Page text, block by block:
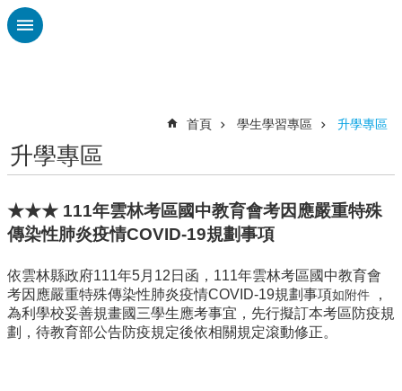
跳到主要內容區塊
校
布
告
欄
雲
林
縣
教
首頁 學生學習專區 升學專區
升學專區
★★★ 111年雲林考區國中教育會考因應嚴重特殊
傳染性肺炎疫情COVID-19規劃事項
依雲林縣政府111年5月12日函，111年雲林考區國中教育會
考因應嚴重特殊傳染性肺炎疫情COVID-19規劃事項如附件 ，
為利學校妥善規畫國三學生應考事宜，先行擬訂本考區防疫規
劃， 待教育部公告防疫規定後依相關規定滾動修正。